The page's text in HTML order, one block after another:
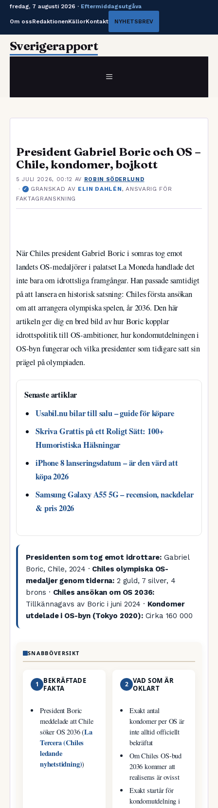
fredag, 7 augusti 2026 · Eftermiddagsutgåva
Om ossRedaktionenKällorKontakt NYHETSBREV
HoppaSverigerapport
MENY
President Gabriel Boric och OS –
Chile, kondomer, bojkott
5 JULI 2026, 00:12 AV ROBIN SÖDERLUND
· ✓ GRANSKAD AV ELIN DAHLÉN, ANSVARIG FÖR
FAKTAGRANSKNING
När Chiles president Gabriel Boric i somras tog emot
landets OS-medaljörer i palatset La Moneda handlade det
inte bara om idrottsliga framgångar. Han passade samtidigt
på att lansera en historisk satsning: Chiles första ansökan
om att arrangera olympiska spelen, år 2036. Den här
artikeln ger dig en bred bild av hur Boric kopplar
idrottspolitik till OS-ambitioner, hur kondomutdelningen i
OS-byn fungerar och vilka presidenter som tidigare satt sin
prägel på olympiaden.
Senaste artiklar
Usabil.nu bilar till salu – guide för köpare
Skriva Grattis på ett Roligt Sätt: 100+
Humoristiska Hälsningar
iPhone 8 lanseringsdatum – är den värd att
köpa 2026
Samsung Galaxy A55 5G – recension, nackdelar
& pris 2026
Presidenten som tog emot idrottare: Gabriel
Boric, Chile, 2024 · Chiles olympiska OS-
medaljer genom tiderna: 2 guld, 7 silver, 4
brons · Chiles ansökan om OS 2036:
Tillkännagavs av Boric i juni 2024 · Kondomer
utdelade i OS-byn (Tokyo 2020):Cirka 160 000
SNABBÖVERSIKT
1
BEKRÄFTADE
FAKTA
President Boric
meddelade att Chile
söker OS 2036 (La
Tercera (Chiles
ledande
nyhetstidning))
2 VAD SOM ÄR
OKLART
Exakt antal
kondomer per OS är
inte alltid officiellt
bekräftat
Om Chiles OS-bud
2036 kommer att
realiseras är ovisst
Exakt startår för
kondomutdelning i